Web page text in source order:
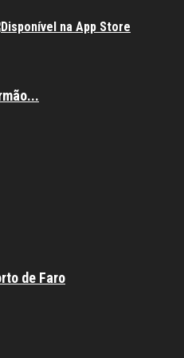
de Faro